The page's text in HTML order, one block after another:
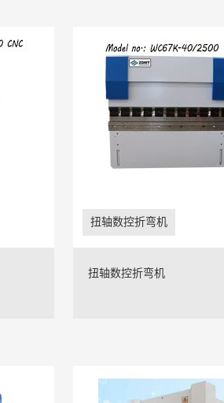
扭轴数控折弯机
扭轴数控折弯机